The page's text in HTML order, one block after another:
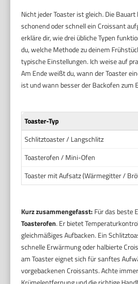
Nicht jeder Toaster ist gleich. Die
schonend oder schnell ein Croissant
erkläre dir, wie drei übliche Typen
du, welche Methode zu deinem
typische Einstellungen. Ich weise auf
Am Ende weißt du, wann der Toaster
ist und wann besser der Backofen zum
Toaster-Typ
Schlitztoaster / Langschlitz
Toasterofen / Mini-Ofen
Toaster mit Aufsatz (Wärmegitter /
Kurz zusammengefasst: Für das beste
Toasterofen. Er bietet
gleichmäßiges Aufbacken. Ein
schnelle Erwärmung oder halbierte
am Toaster eignet sich für sanftes
vorgebackenen Croissants. Achte